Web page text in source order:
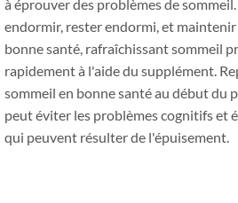
à éprouver des problèmes de
endormir, rester endormi, et
bonne santé, rafraîchissant sommeil
rapidement à l'aide du supplément.
sommeil en bonne santé au début du
peut éviter les problèmes cognitifs et
qui peuvent résulter de l'épuisement.